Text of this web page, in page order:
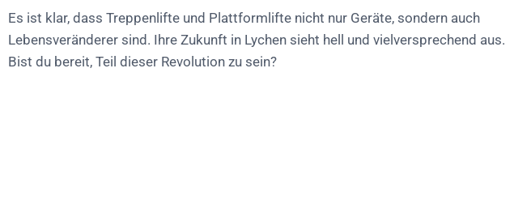
Es ist klar, dass Treppenlifte und Plattformlifte nicht nur Geräte, sondern auch
Lebensveränderer sind. Ihre Zukunft in Lychen sieht hell und vielversprechend aus.
Bist du bereit, Teil dieser Revolution zu sein?